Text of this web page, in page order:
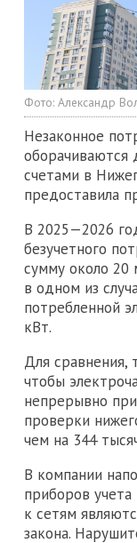
Фото: Александр
Незаконное
оборачиваются
счетами в
предоставила
В 2025—2026
безучетного
сумму около 20
в одном из
потребленной
кВт.
Для сравнения,
чтобы
непрерывно
проверки
чем на 344
В компании
приборов
к сетям
закона.